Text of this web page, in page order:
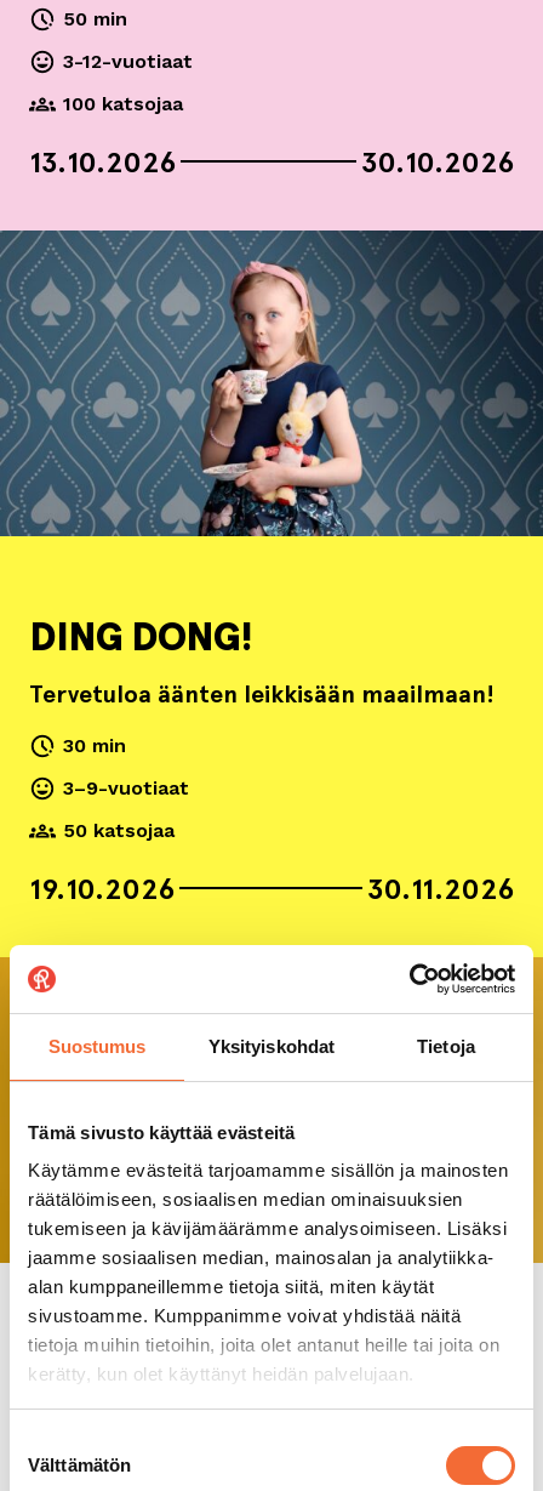
Suostumus Yksityiskohdat Tietoja
Tämä sivusto käyttää evästeitä
Käytämme evästeitä tarjoamamme sisällön ja mainosten
räätälöimiseen, sosiaalisen median ominaisuuksien
tukemiseen ja kävijämäärämme analysoimiseen. Lisäksi
jaamme sosiaalisen median, mainosalan ja analytiikka-
alan kumppaneillemme tietoja siitä, miten käytät
sivustoamme. Kumppanimme voivat yhdistää näitä
tietoja muihin tietoihin, joita olet antanut heille tai joita on
kerätty, kun olet käyttänyt heidän palvelujaan.
valinta
Välttämätön
50 min
3-12-vuotiaat
100 katsojaa
13.10.2026 30.10.2026
DING DONG!
Tervetuloa äänten leikkisään maailmaan!
30 min
3–9-vuotiaat
50 katsojaa
19.10.2026 30.11.2026
Tilaa uutiskirje
tapahtumistamme ja lipputarjouksistamme